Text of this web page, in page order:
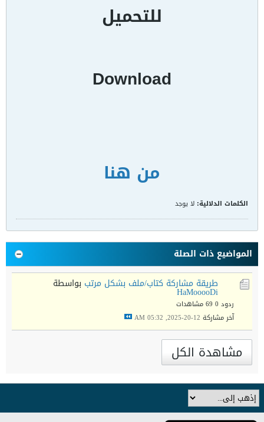
للتحميل
Download
من هنا
الكلمات الدلالية: لا يوجد
المواضيع ذات الصلة
طريقة مشاركة كتاب/ملف بشكل مرتب بواسطة
HaMooooDi
ردود 0
69 مشاهدات
آخر مشاركة 12-20-2025, 05:32 AM
مشاهدة الكل